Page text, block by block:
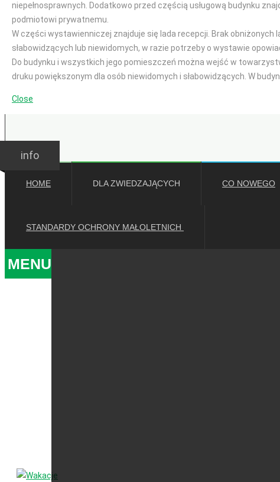
niepełnosprawnych. Dodatkowo przed częścią usługową budynku
podmiotowi prywatnemu.
W części wystawienniczej znajduje się lada recepcji. Brak
słabowidzących lub niewidomych, w razie potrzeby o wystawie
Do budynku i wszystkich jego pomieszczeń można wejść w
druku powiększonym dla osób niewidomych i słabowidzących. W
Close
info
HOME DLA ZWIEDZAJĄCYCH CO NOWEGO
STANDARDY OCHRONY MAŁOLETNICH
MENU